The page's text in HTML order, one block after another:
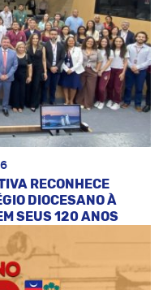
RECONHECE
DIOCESANO À
SEUS 120 ANOS